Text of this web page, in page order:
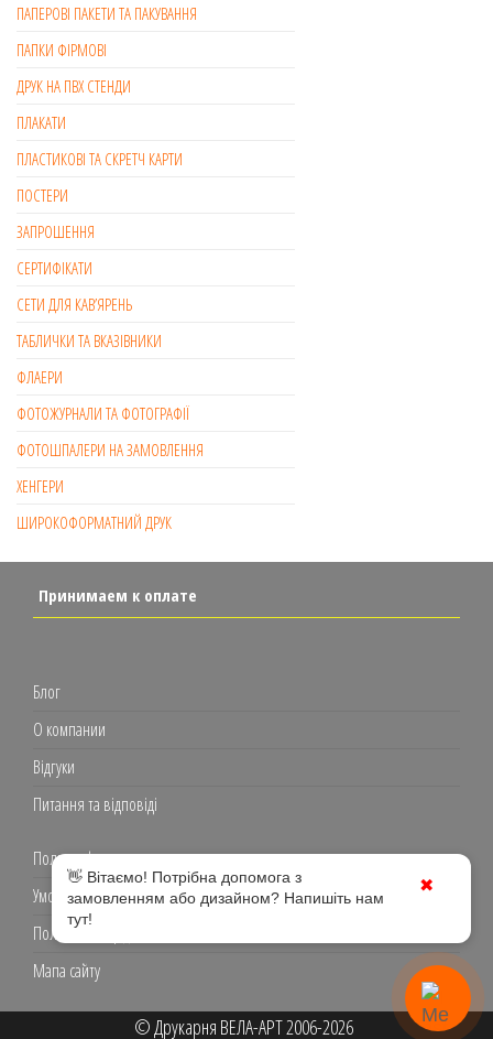
👋 Вітаємо! Потрібна допомога з
замовленням або дизайном? Напишіть нам
тут!
✖
ПАПЕРОВІ ПАКЕТИ ТА ПАКУВАННЯ
ПАПКИ ФІРМОВІ
ДРУК НА ПВХ СТЕНДИ
ПЛАКАТИ
ПЛАСТИКОВІ ТА СКРЕТЧ КАРТИ
ПОСТЕРИ
ЗАПРОШЕННЯ
СЕРТИФІКАТИ
СЕТИ ДЛЯ КАВ’ЯРЕНЬ
ТАБЛИЧКИ ТА ВКАЗІВНИКИ
ФЛАЕРИ
ФОТОЖУРНАЛИ ТА ФОТОГРАФІЇ
ФОТОШПАЛЕРИ НА ЗАМОВЛЕННЯ
ХЕНГЕРИ
ШИРОКОФОРМАТНИЙ ДРУК
Принимаем к оплате
Блог
О компании
Відгуки
Питання та відповіді
Полиграфия
Умови використання
Політика конфіденційності
Мапа сайту
© Друкарня ВЕЛА-АРТ 2006-2026